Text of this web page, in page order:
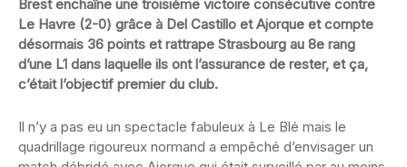
Brest enchaîne une troisième victoire consécutive contre
Le Havre (2-0) grâce à Del Castillo et Ajorque et compte
désormais 36 points et rattrape Strasbourg au 8e rang
d’une L1 dans laquelle ils ont l’assurance de rester, et ça,
c’était l’objectif premier du club.
Il n’y a pas eu un spectacle fabuleux à Le Blé mais le
quadrillage rigoureux normand a empêché d’envisager un